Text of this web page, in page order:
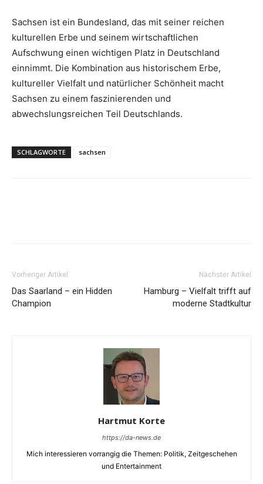
Sachsen ist ein Bundesland, das mit seiner reichen
kulturellen Erbe und seinem wirtschaftlichen
Aufschwung einen wichtigen Platz in Deutschland
einnimmt. Die Kombination aus historischem Erbe,
kultureller Vielfalt und natürlicher Schönheit macht
Sachsen zu einem faszinierenden und
abwechslungsreichen Teil Deutschlands.
SCHLAGWORTE sachsen
Vorheriger Artikel
Das Saarland – ein Hidden
Champion
Nächster Artikel
Hamburg – Vielfalt trifft auf
moderne Stadtkultur
Hartmut Korte
https://da-news.de
Mich interessieren vorrangig die Themen: Politik, Zeitgeschehen
und Entertainment